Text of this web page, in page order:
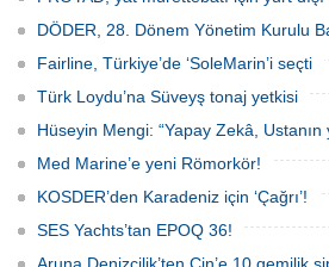
DÖDER, 28. Dönem Yönetim Kurulu
Fairline, Türkiye’de ‘SoleMarin’i seçti
Türk Loydu’na Süveyş tonaj yetkisi
Hüseyin Mengi: “Yapay Zekâ, Ustanın
Med Marine’e yeni Römorkör!
KOSDER’den Karadeniz için ‘Çağrı’!
SES Yachts’tan EPOQ 36!